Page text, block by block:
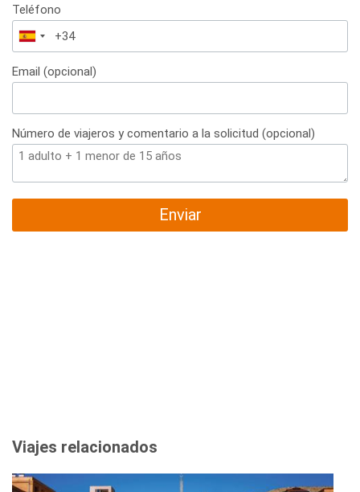
Teléfono
España
+34
Email (opcional)
Número de viajeros y comentario a la solicitud (opcional)
Enviar
Viajes relacionados